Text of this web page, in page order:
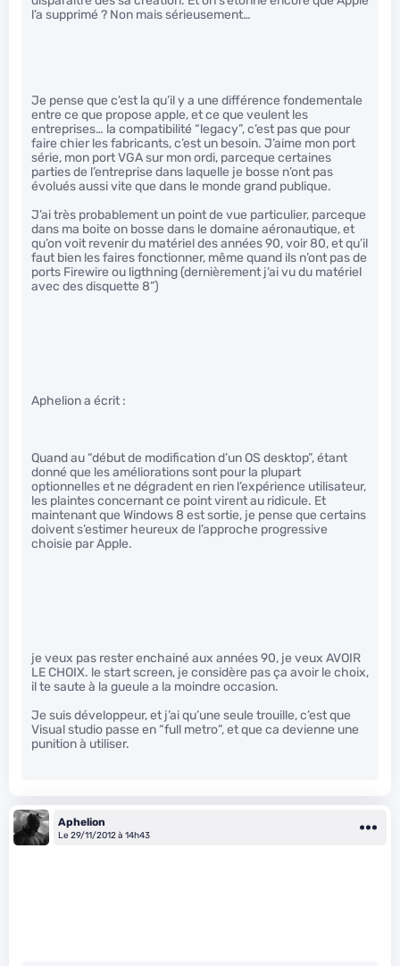
l’a supprimé ? Non mais sérieusement…
Je pense que c’est la qu’il y a une différence fondementale
entre ce que propose apple, et ce que veulent les
entreprises… la compatibilité “legacy”, c’est pas que pour
faire chier les fabricants, c’est un besoin. J’aime mon port
série, mon port VGA sur mon ordi, parceque certaines
parties de l’entreprise dans laquelle je bosse n’ont pas
évolués aussi vite que dans le monde grand publique.
J’ai très probablement un point de vue particulier, parceque
dans ma boite on bosse dans le domaine aéronautique, et
qu’on voit revenir du matériel des années 90, voir 80, et qu’il
faut bien les faires fonctionner, même quand ils n’ont pas de
ports Firewire ou ligthning (dernièrement j’ai vu du matériel
avec des disquette 8”)
Aphelion a écrit :
Quand au “début de modification d’un OS desktop”, étant
donné que les améliorations sont pour la plupart
optionnelles et ne dégradent en rien l’expérience utilisateur,
les plaintes concernant ce point virent au ridicule. Et
maintenant que Windows 8 est sortie, je pense que certains
doivent s’estimer heureux de l’approche progressive
choisie par Apple.
je veux pas rester enchainé aux années 90, je veux AVOIR
LE CHOIX. le start screen, je considère pas ça avoir le choix,
il te saute à la gueule a la moindre occasion.
Je suis développeur, et j’ai qu’une seule trouille, c’est que
Visual studio passe en “full metro”, et que ca devienne une
punition à utiliser.
Aphelion
Le 29/11/2012 à 14h43